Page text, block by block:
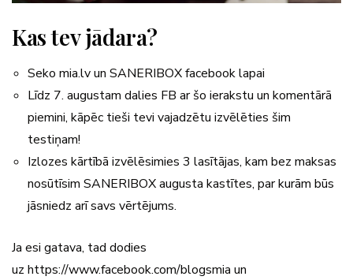
Kas tev jādara?
Seko mia.lv un SANERIBOX facebook lapai
Līdz 7. augustam dalies FB ar šo ierakstu un komentārā
piemini, kāpēc tieši tevi vajadzētu izvēlēties šim
testiņam!
Izlozes kārtībā izvēlēsimies 3 lasītājas, kam bez maksas
nosūtīsim SANERIBOX augusta kastītes, par kurām būs
jāsniedz arī savs vērtējums.
Ja esi gatava, tad dodies
uz https://www.facebook.com/blogsmia un